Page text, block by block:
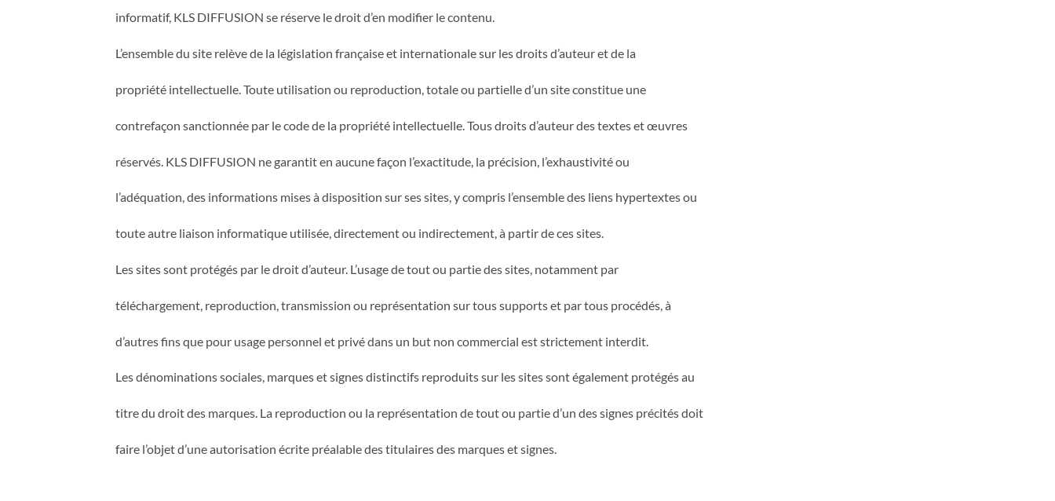
informatif, KLS DIFFUSION se réserve le droit d’en modifier le contenu.
L’ensemble du site relève de la législation française et internationale sur les droits d’auteur et de la
propriété intellectuelle. Toute utilisation ou reproduction, totale ou partielle d’un site constitue une
contrefaçon sanctionnée par le code de la propriété intellectuelle. Tous droits d’auteur des textes et œuvres
réservés. KLS DIFFUSION ne garantit en aucune façon l’exactitude, la précision, l’exhaustivité ou
l’adéquation, des informations mises à disposition sur ses sites, y compris l’ensemble des liens hypertextes ou
toute autre liaison informatique utilisée, directement ou indirectement, à partir de ces sites.
Les sites sont protégés par le droit d’auteur. L’usage de tout ou partie des sites, notamment par
téléchargement, reproduction, transmission ou représentation sur tous supports et par tous procédés, à
d’autres fins que pour usage personnel et privé dans un but non commercial est strictement interdit.
Les dénominations sociales, marques et signes distinctifs reproduits sur les sites sont également protégés au
titre du droit des marques. La reproduction ou la représentation de tout ou partie d’un des signes précités doit
faire l’objet d’une autorisation écrite préalable des titulaires des marques et signes.